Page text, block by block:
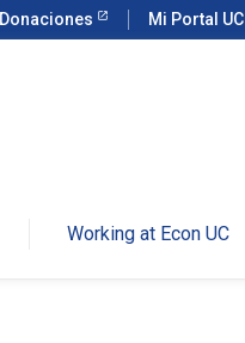
Donaciones Mi Portal UC
Working at Econ UC